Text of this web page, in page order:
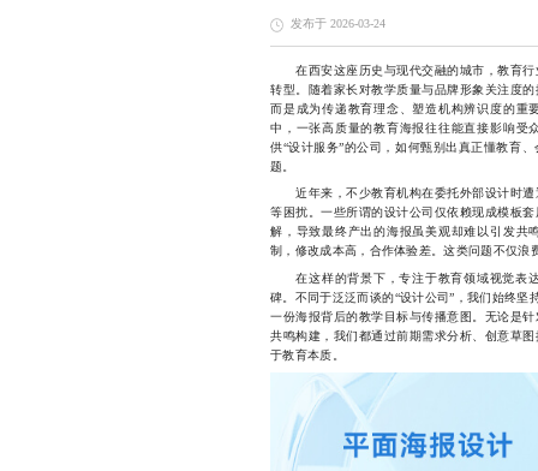
发布于 2026-03-24
在西安这座历史与现代交融的城市，教育行
转型。随着家长对教学质量与品牌形象关注度
而是成为传递教育理念、塑造机构辨识度的重
中，一张高质量的教育海报往往能直接影响受
供“设计服务”的公司，如何甄别出真正懂教育
题。
近年来，不少教育机构在委托外部设计时遭
等困扰。一些所谓的设计公司仅依赖现成模板
解，导致最终产出的海报虽美观却难以引发共
制，修改成本高，合作体验差。这类问题不仅浪
在这样的背景下，专注于教育领域视觉表
碑。不同于泛泛而谈的“设计公司”，我们始终坚
一份海报背后的教学目标与传播意图。无论是
共鸣构建，我们都通过前期需求分析、创意草
于教育本质。